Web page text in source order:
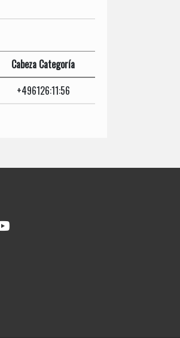
Cabeza Categoría
+496126:11:56